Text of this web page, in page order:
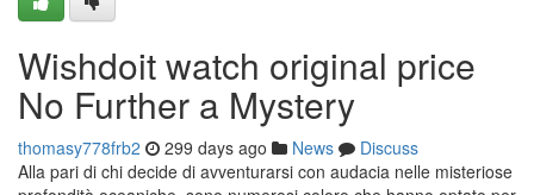
Wishdoit watch original price
No Further a Mystery
thomasy778frb2 299 days ago News
Discuss
Alla pari di chi decide di avventurarsi con audacia nelle misteriose